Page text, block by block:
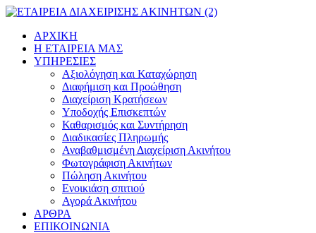
Μετάβαση
περιεχόμενο
ΑΡΧΙΚΗ
Η ΕΤΑΙΡΕΙΑ ΜΑΣ
ΥΠΗΡΕΣΙΕΣ
Αξιολόγηση και Καταχώρηση
Διαφήμιση και Προώθηση
Διαχείριση Κρατήσεων
Υποδοχής Επισκεπτών
Καθαρισμός και Συντήρηση
Διαδικασίες Πληρωμής
Αναβαθμισμένη Διαχείριση Ακινήτου
Φωτογράφιση Ακινήτων
Πώληση Ακινήτου
Ενοικιάση σπιτιού
Αγορά Ακινήτου
ΑΡΘΡΑ
ΕΠΙΚΟΙΝΩΝΙΑ